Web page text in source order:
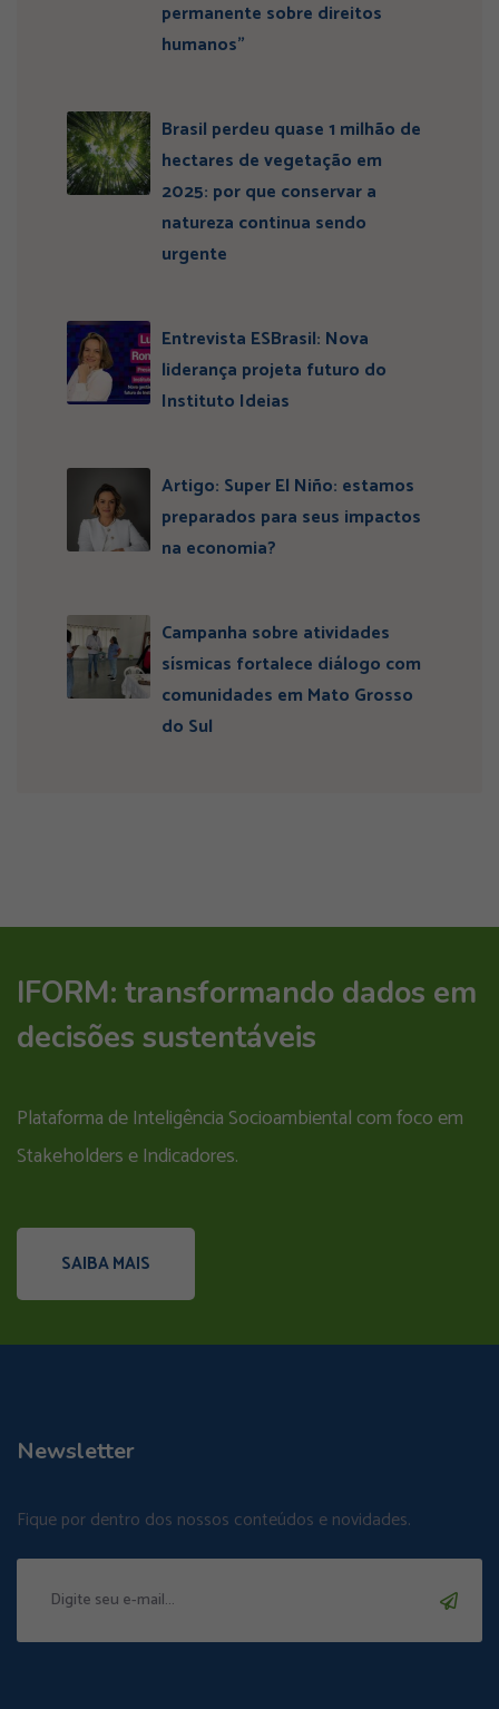
permanente sobre direitos
humanos”
Brasil perdeu quase 1 milhão de
hectares de vegetação em
2025: por que conservar a
natureza continua sendo
urgente
Entrevista ESBrasil: Nova
liderança projeta futuro do
Instituto Ideias
Artigo: Super El Niño: estamos
preparados para seus impactos
na economia?
Campanha sobre atividades
sísmicas fortalece diálogo com
comunidades em Mato Grosso
do Sul
IFORM: transformando dados em
decisões sustentáveis
Plataforma de Inteligência Socioambiental com foco em
Stakeholders e Indicadores.
SAIBA MAIS
Newsletter
Fique por dentro dos nossos conteúdos e novidades.